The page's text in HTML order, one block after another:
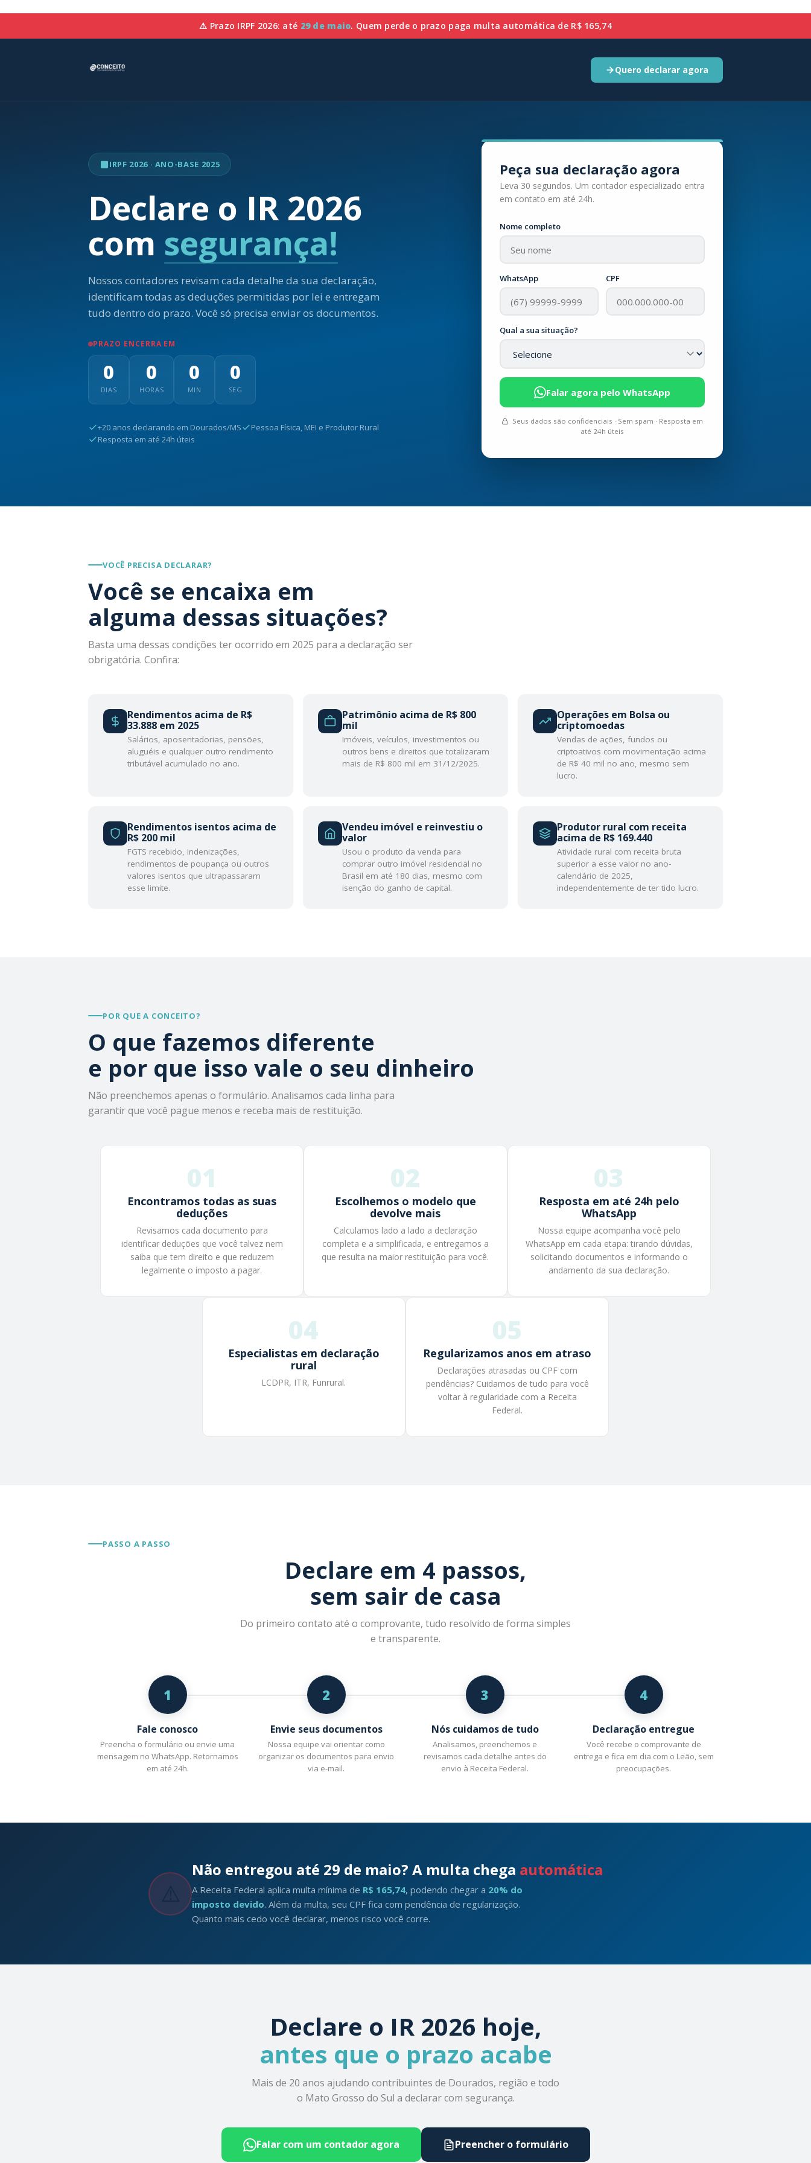
⚠️ Prazo IRPF 2026: até 29 de maio. Quem perde o prazo paga multa automática de R$ 165,74
Quero declarar agora
IRPF 2026 · ANO-BASE 2025
Declare o IR 2026
com segurança!
Nossos contadores revisam cada detalhe da sua declaração,
identificam todas as deduções permitidas por lei e entregam
tudo dentro do prazo. Você só precisa enviar os documentos.
PRAZO ENCERRA EM
0
DIAS
0
HORAS
0
MIN
0
SEG
+20 anos declarando em Dourados/MS
Pessoa Física, MEI e Produtor Rural
Resposta em até 24h úteis
Peça sua declaração agora
Leva 30 segundos. Um contador especializado entra
em contato em até 24h.
Nome completo
WhatsApp CPF
Qual a sua situação?
Falar agora pelo WhatsApp
Seus dados são confidenciais · Sem spam · Resposta em
até 24h úteis
VOCÊ PRECISA DECLARAR?
Você se encaixa em
alguma dessas situações?
Basta uma dessas condições ter ocorrido em 2025 para a declaração ser
obrigatória. Confira:
Rendimentos acima de R$
33.888 em 2025
Salários, aposentadorias, pensões,
aluguéis e qualquer outro rendimento
tributável acumulado no ano.
Patrimônio acima de R$ 800
mil
Imóveis, veículos, investimentos ou
outros bens e direitos que totalizaram
mais de R$ 800 mil em 31/12/2025.
Operações em Bolsa ou
criptomoedas
Vendas de ações, fundos ou
criptoativos com movimentação acima
de R$ 40 mil no ano, mesmo sem
lucro.
Rendimentos isentos acima de
R$ 200 mil
FGTS recebido, indenizações,
rendimentos de poupança ou outros
valores isentos que ultrapassaram
esse limite.
Vendeu imóvel e reinvestiu o
valor
Usou o produto da venda para
comprar outro imóvel residencial no
Brasil em até 180 dias, mesmo com
isenção do ganho de capital.
Produtor rural com receita
acima de R$ 169.440
Atividade rural com receita bruta
superior a esse valor no ano-
calendário de 2025,
independentemente de ter tido lucro.
POR QUE A CONCEITO?
O que fazemos diferente
e por que isso vale o seu dinheiro
Não preenchemos apenas o formulário. Analisamos cada linha para
garantir que você pague menos e receba mais de restituição.
01
Encontramos todas as suas
deduções
Revisamos cada documento para
identificar deduções que você talvez nem
saiba que tem direito e que reduzem
legalmente o imposto a pagar.
02
Escolhemos o modelo que
devolve mais
Calculamos lado a lado a declaração
completa e a simplificada, e entregamos a
que resulta na maior restituição para você.
03
Resposta em até 24h pelo
WhatsApp
Nossa equipe acompanha você pelo
WhatsApp em cada etapa: tirando dúvidas,
solicitando documentos e informando o
andamento da sua declaração.
04
Especialistas em declaração
rural
LCDPR, ITR, Funrural.
05
Regularizamos anos em atraso
Declarações atrasadas ou CPF com
pendências? Cuidamos de tudo para você
voltar à regularidade com a Receita
Federal.
PASSO A PASSO
Declare em 4 passos,
sem sair de casa
Do primeiro contato até o comprovante, tudo resolvido de forma simples
e transparente.
1
Fale conosco
Preencha o formulário ou envie uma
mensagem no WhatsApp. Retornamos
em até 24h.
2
Envie seus documentos
Nossa equipe vai orientar como
organizar os documentos para envio
via e-mail.
3
Nós cuidamos de tudo
Analisamos, preenchemos e
revisamos cada detalhe antes do
envio à Receita Federal.
4
Declaração entregue
Você recebe o comprovante de
entrega e fica em dia com o Leão, sem
preocupações.
Não entregou até 29 de maio? A multa chega automática
A Receita Federal aplica multa mínima de R$ 165,74, podendo chegar a 20% do
imposto devido. Além da multa, seu CPF fica com pendência de regularização.
Quanto mais cedo você declarar, menos risco você corre.
Declare o IR 2026 hoje,
antes que o prazo acabe
Mais de 20 anos ajudando contribuintes de Dourados, região e todo
o Mato Grosso do Sul a declarar com segurança.
Falar com um contador agora Preencher o formulário